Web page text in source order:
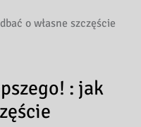
o własne szczęście
: jak